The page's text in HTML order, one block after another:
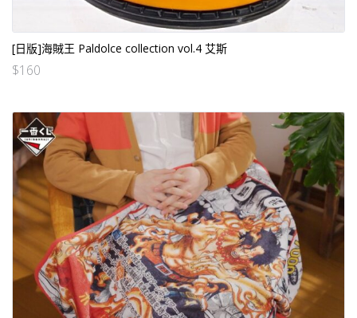
[日版]海賊王 Paldolce collection vol.4 艾斯
$160